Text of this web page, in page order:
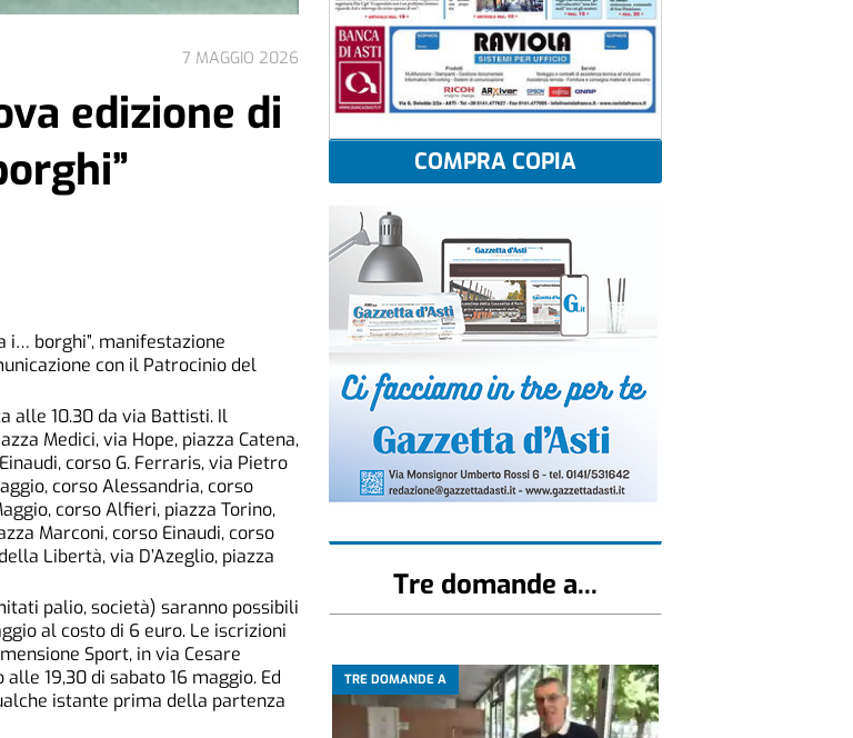
7 MAGGIO 2026
edizione di
i… borghi”, manifestazione
con il Patrocinio del
alle 10.30 da via Battisti. Il
Medici, via Hope, piazza Catena,
corso G. Ferraris, via Pietro
corso Alessandria, corso
corso Alfieri, piazza Torino,
Marconi, corso Einaudi, corso
Libertà, via D’Azeglio, piazza
palio, società) saranno possibili
al costo di 6 euro. Le iscrizioni
Sport, in via Cesare
19,30 di sabato 16 maggio. Ed
istante prima della partenza
COMPRA COPIA
Tre domande a...
TRE DOMANDE A